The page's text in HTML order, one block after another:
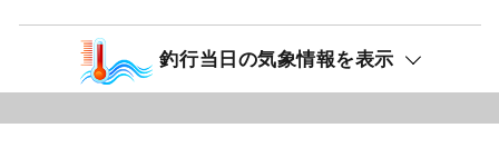
釣行当日の気象情報を表示